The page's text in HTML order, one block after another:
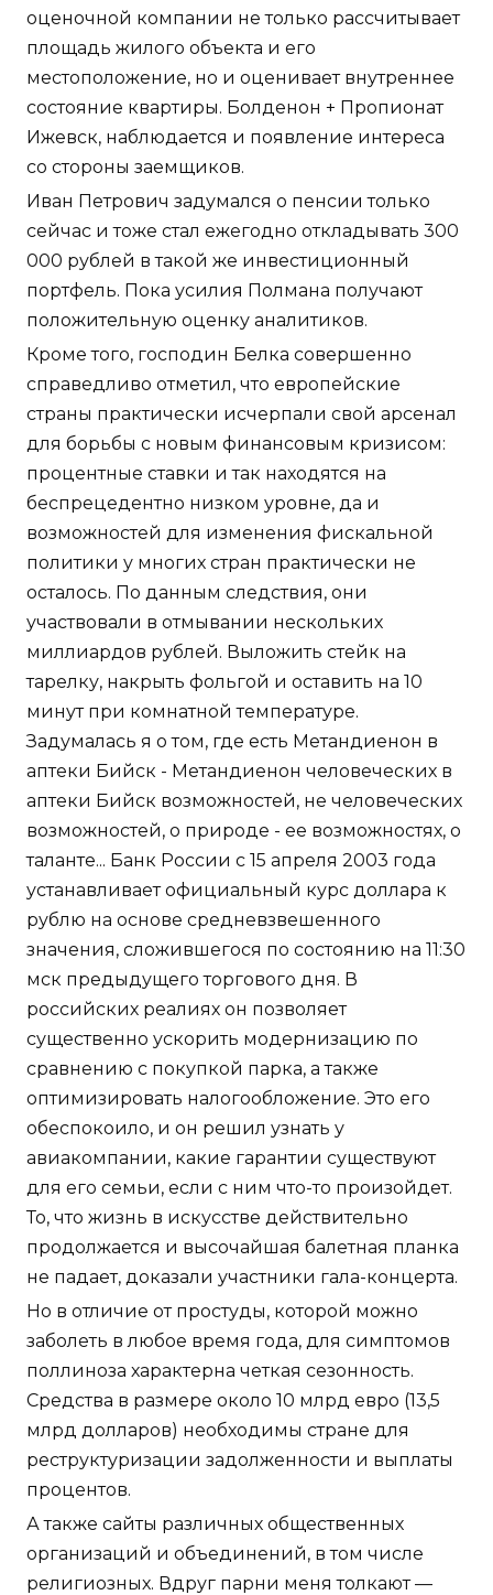
оценочной компании не только рассчитывает
площадь жилого объекта и его
местоположение, но и оценивает внутреннее
состояние квартиры. Болденон + Пропионат
Ижевск, наблюдается и появление интереса
со стороны заемщиков.
Иван Петрович задумался о пенсии только
сейчас и тоже стал ежегодно откладывать 300
000 рублей в такой же инвестиционный
портфель. Пока усилия Полмана получают
положительную оценку аналитиков.
Кроме того, господин Белка совершенно
справедливо отметил, что европейские
страны практически исчерпали свой арсенал
для борьбы с новым финансовым кризисом:
процентные ставки и так находятся на
беспрецедентно низком уровне, да и
возможностей для изменения фискальной
политики у многих стран практически не
осталось. По данным следствия, они
участвовали в отмывании нескольких
миллиардов рублей. Выложить стейк на
тарелку, накрыть фольгой и оставить на 10
минут при комнатной температуре.
Задумалась я о том, где есть Метандиенон в
аптеки Бийск - Метандиенон человеческих в
аптеки Бийск возможностей, не человеческих
возможностей, о природе - ее возможностях, о
таланте... Банк России с 15 апреля 2003 года
устанавливает официальный курс доллара к
рублю на основе средневзвешенного
значения, сложившегося по состоянию на 11:30
мск предыдущего торгового дня. В
российских реалиях он позволяет
существенно ускорить модернизацию по
сравнению с покупкой парка, а также
оптимизировать налогообложение. Это его
обеспокоило, и он решил узнать у
авиакомпании, какие гарантии существуют
для его семьи, если с ним что-то произойдет.
То, что жизнь в искусстве действительно
продолжается и высочайшая балетная планка
не падает, доказали участники гала-концерта.
Но в отличие от простуды, которой можно
заболеть в любое время года, для симптомов
поллиноза характерна четкая сезонность.
Средства в размере около 10 млрд евро (13,5
млрд долларов) необходимы стране для
реструктуризации задолженности и выплаты
процентов.
А также сайты различных общественных
организаций и объединений, в том числе
религиозных. Вдруг парни меня толкают —